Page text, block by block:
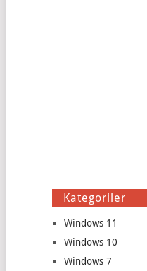
Kategoriler
Windows 11
Windows 10
Windows 7